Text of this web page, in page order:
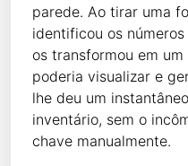
parede. Ao tirar uma
identificou os
os transformou em
poderia visualizar e
lhe deu um
inventário, sem o
chave manualmente.